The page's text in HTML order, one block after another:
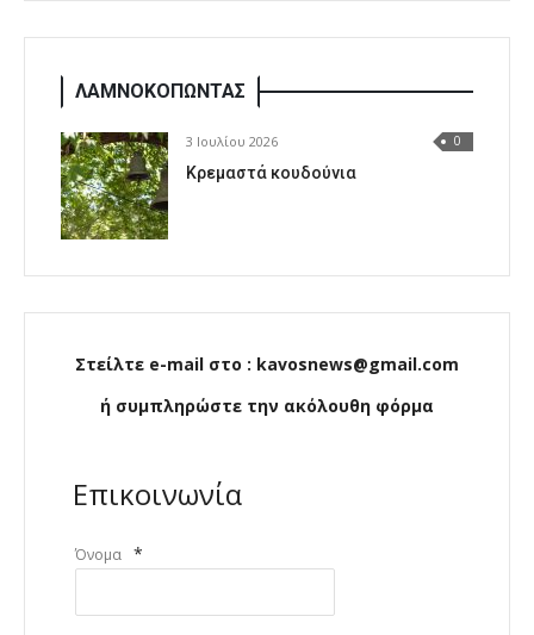
ΛΑΜΝΟΚΟΠΩΝΤΑΣ
3 Ιουλίου 2026 0
Κρεμαστά κουδούνια
Στείλτε e-mail στο : kavosnews@gmail.com
ή συμπληρώστε την ακόλουθη φόρμα
Επικοινωνία
Όνομα *